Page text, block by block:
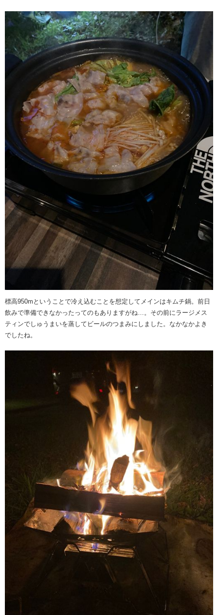
標高950mということで冷え込むことを想定してメインはキムチ鍋。前日
飲みで準備できなかったってのもありますがね…。その前にラージメス
ティンでしゅうまいを蒸してビールのつまみにしました。なかなかよき
でしたね。